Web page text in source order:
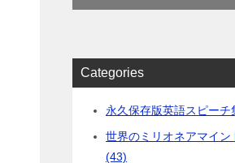
Categories
永久保存版英語スピーチ
世界のミリオネアマイン
(43)